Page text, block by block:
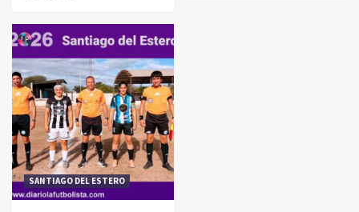
SANTIAGO DEL ESTERO